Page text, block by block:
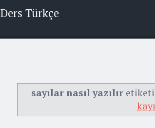
Ders Türkçe
sayılar nasıl yazılır